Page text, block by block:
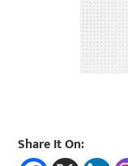
Share It On: